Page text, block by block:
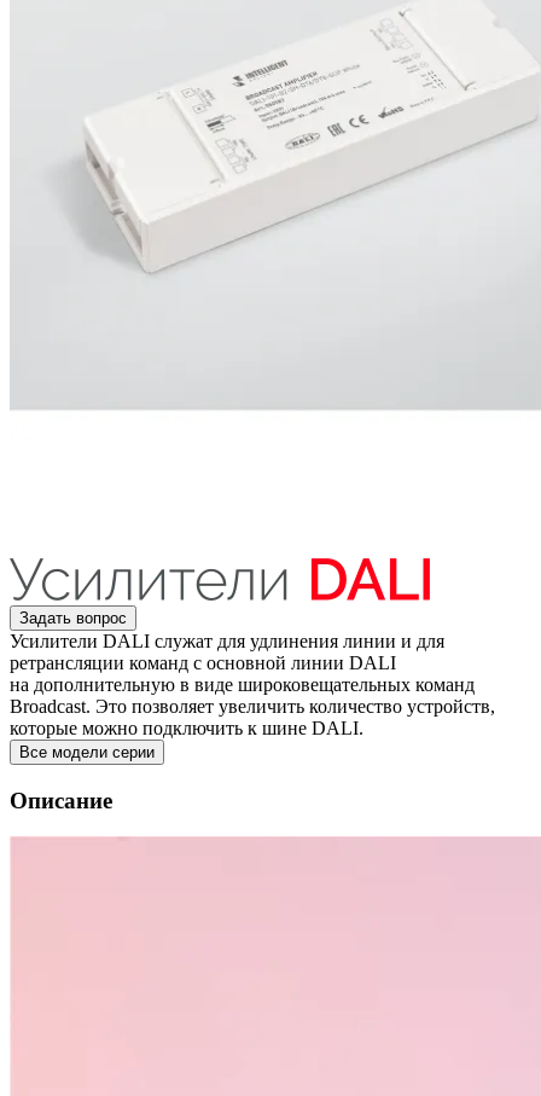
Задать вопрос
Усилители DALI служат для удлинения линии и для
ретрансляции команд с основной линии DALI
на дополнительную в виде широковещательных команд
Broadcast. Это позволяет увеличить количество устройств,
которые можно подключить к шине DALI.
Все модели серии
Описание